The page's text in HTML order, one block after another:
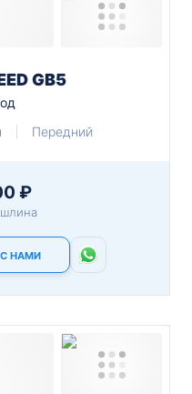
GB5
Передний
₽
НАМИ